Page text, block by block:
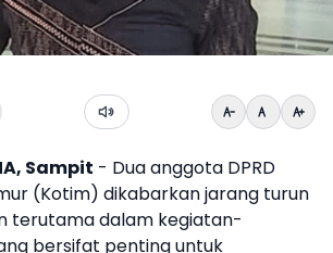
Sampit - Dua anggota DPRD
(Kotim) dikabarkan jarang turun
terutama dalam kegiatan-
bersifat penting untuk